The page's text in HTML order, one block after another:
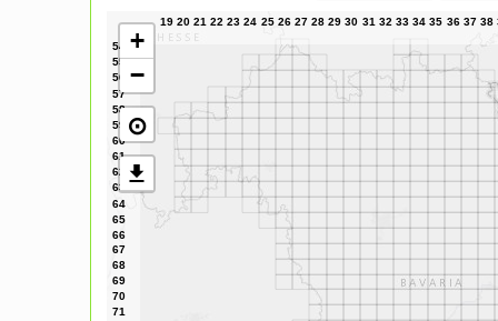
+
−
⊙